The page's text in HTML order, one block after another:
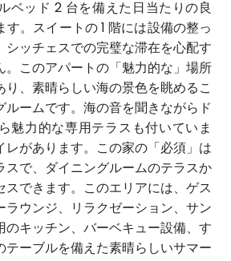
ベッド 2 台を備えた日当たりの良
す。スイートの 1 階には設備の整っ
シッチェスでの完璧な滞在を心配す
。このアパートの「魅力的な」場所
り、素晴らしい海の景色を眺めるこ
ルームです。海の音を聞きながらド
魅力的な専用テラスも付いていま
レがあります。この家の「必須」は
スで、ダイニングルームのテラスか
スできます。このエリアには、ゲス
ラウンジ、リラクゼーション、サン
のキッチン、バーベキュー設備、す
テーブルを備えた素晴らしいサマー